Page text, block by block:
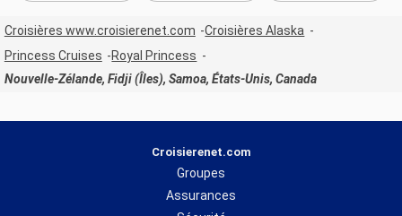
Croisières www.croisierenet.com
Croisières Alaska
Princess Cruises
Royal Princess
Nouvelle-Zélande, Fidji (Îles), Samoa, États-Unis, Canada
Croisierenet.com
Groupes
Assurances